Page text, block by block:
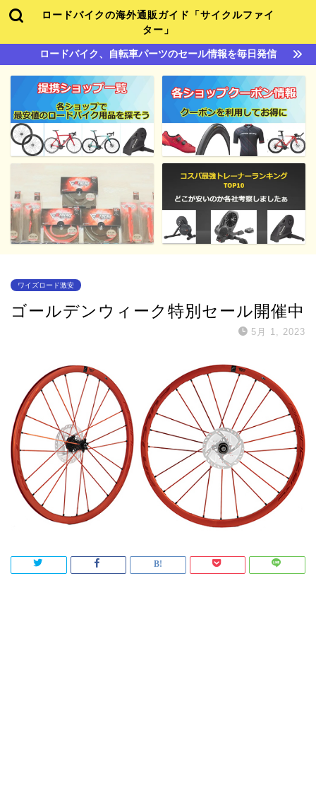
ロードバイクの海外通販ガイド「サイクルファイ
ター」
ロードバイク、自転車パーツのセール情報を毎日発信
ワイズロード激安
ゴールデンウィーク特別セール開催中
5月 1, 2023